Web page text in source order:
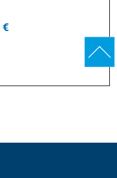
€